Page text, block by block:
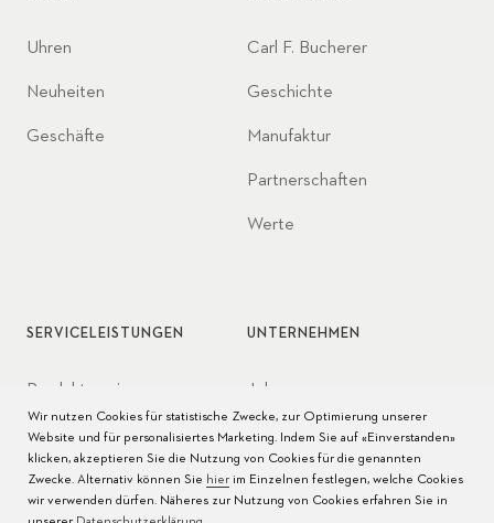
Uhren
Neuheiten
Geschäfte
Carl F. Bucherer
Geschichte
Manufaktur
Partnerschaften
Werte
SERVICELEISTUNGEN
Produktservice
Pflege der Uhr
Bedienungsanleitungen
UNTERNEHMEN
Jobs
Presse
Kontakt
Wir nutzen Cookies für statistische Zwecke, zur Optimierung unserer
Website und für personalisiertes Marketing. Indem Sie auf «Einverstanden»
klicken, akzeptieren Sie die Nutzung von Cookies für die genannten
Zwecke. Alternativ können Sie hierim Einzelnen festlegen, welche Cookies
wir verwenden dürfen. Näheres zur Nutzung von Cookies erfahren Sie in